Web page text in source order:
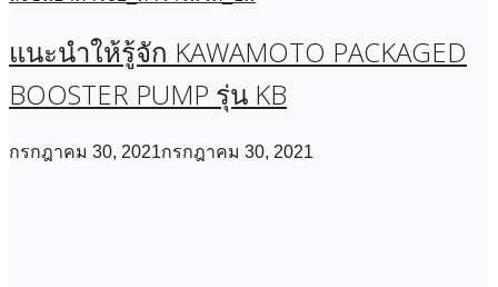
แนะนำให้รู้จัก KAWAMOTO PACKAGED
BOOSTER PUMP รุ่น KB
กรกฎาคม 30, 2021กรกฎาคม 30, 2021